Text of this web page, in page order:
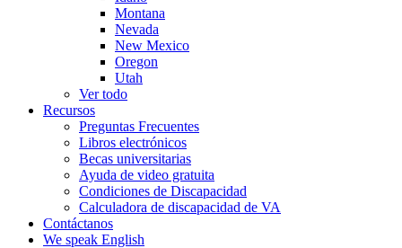
Montana
Nevada
New Mexico
Oregon
Utah
Ver todo
Recursos
Preguntas Frecuentes
Libros electrónicos
Becas universitarias
Ayuda de video gratuita
Condiciones de Discapacidad
Calculadora de discapacidad de VA
Contáctanos
We speak English